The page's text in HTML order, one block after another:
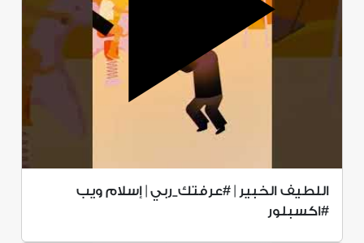
اللطيف الخبير | #عرفتك_ربي | إسلام ويب
#اكسبلور